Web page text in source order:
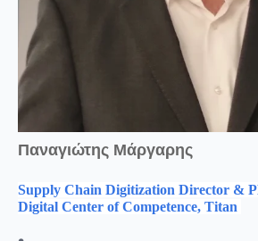
Παναγιώτης Μάργαρης
Supply Chain Digitization Director &
Digital Center of Competence, Titan